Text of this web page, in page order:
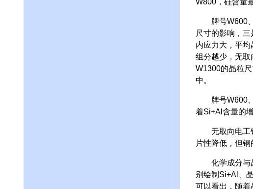
W800，硅含量
牌号W600、
尺寸的影响，
内应力大，平
组分越少，无取
W1300的晶粒
中。
牌号W600、
着Si+Al含量的
无取向电工钢
片性降低，但
化学成分与晶
别绘制Si+Al、
可以看出，随